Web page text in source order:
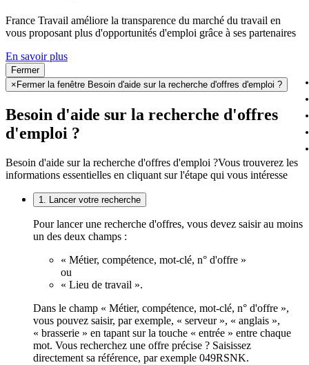
France Travail améliore la transparence du marché du travail en
vous proposant plus d'opportunités d'emploi grâce à ses partenaires
En savoir plus
Fermer
× Fermer la fenêtre Besoin d'aide sur la recherche d'offres d'emploi ?
Besoin d'aide sur la recherche d'offres
d'emploi ?
Besoin d'aide sur la recherche d'offres d'emploi ?Vous trouverez les
informations essentielles en cliquant sur l'étape qui vous intéresse
1. Lancer votre recherche
Pour lancer une recherche d'offres, vous devez saisir au moins
un des deux champs :
« Métier, compétence, mot-clé, n° d'offre »
ou
« Lieu de travail ».
Dans le champ « Métier, compétence, mot-clé, n° d'offre »,
vous pouvez saisir, par exemple, « serveur », « anglais »,
« brasserie » en tapant sur la touche « entrée » entre chaque
mot. Vous recherchez une offre précise ? Saisissez
directement sa référence, par exemple 049RSNK.